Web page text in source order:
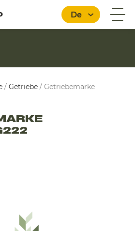
De
/ Getriebe / Getriebemarke